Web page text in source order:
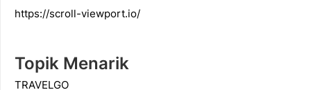
https://scroll-viewport.io/
Topik Menarik
TRAVELGO